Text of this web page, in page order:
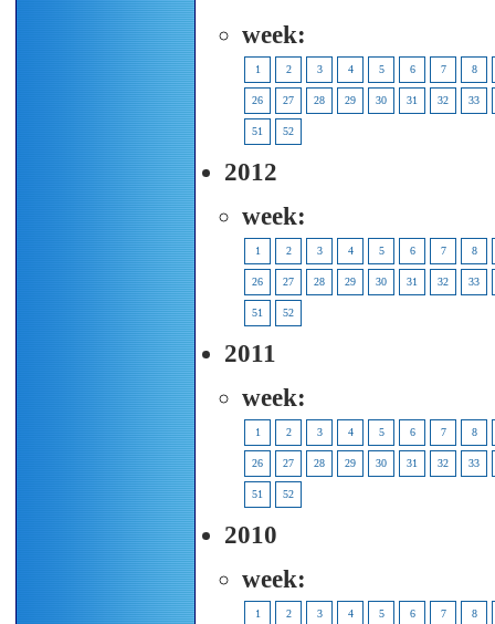
week:
1 2 3 4 5 6 7 8
26 27 28 29 30 31 32 33
51 52
2012
week:
1 2 3 4 5 6 7 8
26 27 28 29 30 31 32 33
51 52
2011
week:
1 2 3 4 5 6 7 8
26 27 28 29 30 31 32 33
51 52
2010
week:
1 2 3 4 5 6 7 8